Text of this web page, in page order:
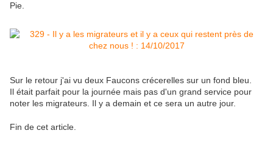
Pie.
Sur le retour j'ai vu deux Faucons crécerelles sur un fond bleu.
Il était parfait pour la journée mais pas d'un grand service pour
noter les migrateurs. Il y a demain et ce sera un autre jour.
Fin de cet article.